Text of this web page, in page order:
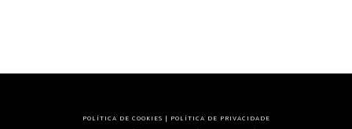
POLÍTICA DE COOKIES
POLÍTICA DE PRIVACIDADE